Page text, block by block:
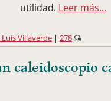
utilidad. Leer más...
Luis Villaverde | 278
caleidoscopio